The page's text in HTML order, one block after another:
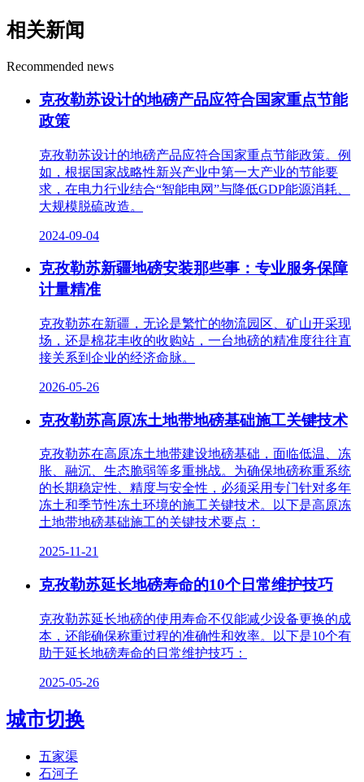
相关新闻
Recommended news
克孜勒苏设计的地磅产品应符合国家重点节能
政策
克孜勒苏设计的地磅产品应符合国家重点节能政策。例
如，根据国家战略性新兴产业中第一大产业的节能要
求，在电力行业结合“智能电网”与降低GDP能源消耗、
大规模脱硫改造。
2024-09-04
克孜勒苏新疆地磅安装那些事：专业服务保障
计量精准
克孜勒苏在新疆，无论是繁忙的物流园区、矿山开采现
场，还是棉花丰收的收购站，一台地磅的精准度往往直
接关系到企业的经济命脉。
2026-05-26
克孜勒苏高原冻土地带地磅基础施工关键技术
克孜勒苏在高原冻土地带建设地磅基础，面临低温、冻
胀、融沉、生态脆弱等多重挑战。为确保地磅称重系统
的长期稳定性、精度与安全性，必须采用专门针对多年
冻土和季节性冻土环境的施工关键技术。以下是高原冻
土地带地磅基础施工的关键技术要点：
2025-11-21
克孜勒苏延长地磅寿命的10个日常维护技巧
克孜勒苏延长地磅的使用寿命不仅能减少设备更换的成
本，还能确保称重过程的准确性和效率。以下是10个有
助于延长地磅寿命的日常维护技巧：
2025-05-26
城市切换
五家渠
石河子